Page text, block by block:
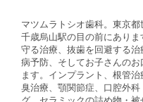
マツムラトシオ歯科。東京都
千歳烏山駅の目の前にあり
守る治療、抜歯を回避する
病予防、そしてお子さんの
ます。インプラント、根管
臭治療、顎関節症、口腔外